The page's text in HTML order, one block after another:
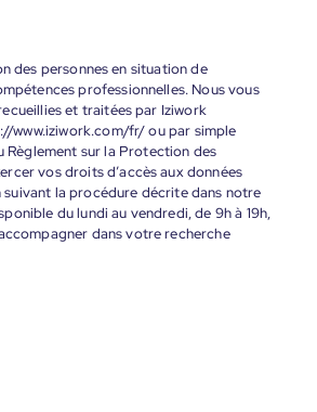
des personnes en situation de
professionnelles. Nous vous
et traitées par Iziwork
www.iziwork.com/fr/ ou par simple
Règlement sur la Protection des
vos droits d’accès aux données
la procédure décrite dans notre
du lundi au vendredi, de 9h à 19h,
dans votre recherche